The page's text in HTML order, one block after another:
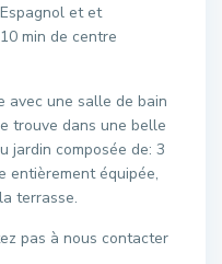
et et
min de centre
avec une salle de bain
trouve dans une belle
jardin composée de: 3
entièrement équipée,
terrasse.
pas à nous contacter